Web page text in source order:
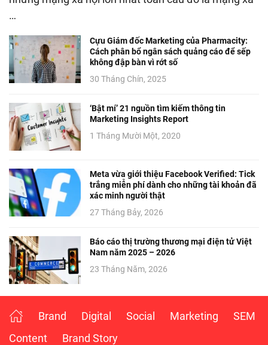
…
Cựu Giám đốc Marketing của Pharmacity:
Cách phân bổ ngân sách quảng cáo để sếp
không đập bàn vì rớt số
30 Tháng Chín, 2025
‘Bật mí’ 21 nguồn tìm kiếm thông tin
Marketing Insights Report
1 Tháng Mười Một, 2020
Meta vừa giới thiệu Facebook Verified: Tick
trắng miễn phí dành cho những tài khoản đã
xác minh người thật
27 Tháng Bảy, 2026
Báo cáo thị trường thương mại điện tử Việt
Nam năm 2025 – 2026
23 Tháng Năm, 2026
Brand Digital Social Marketing
SEM
Content
Brand Story